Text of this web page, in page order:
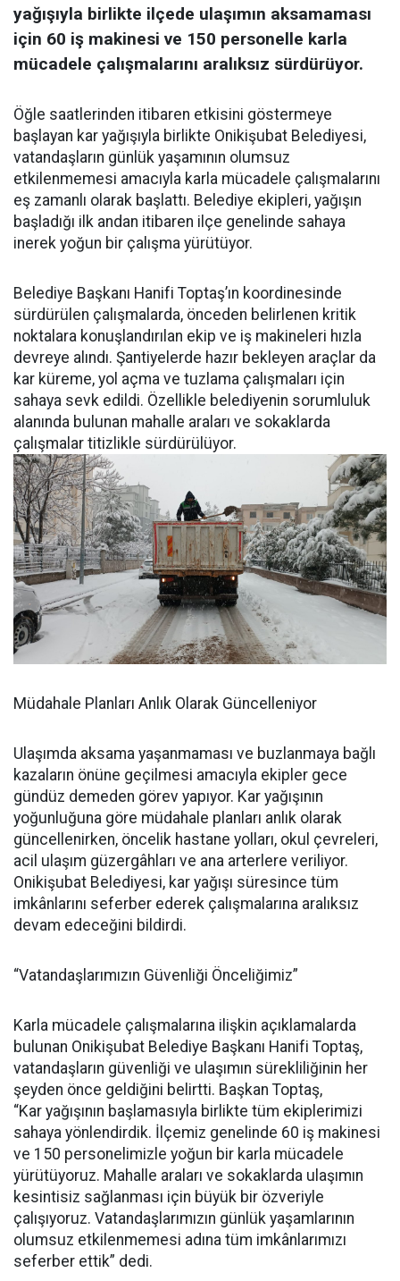
yağışıyla birlikte ilçede ulaşımın aksamaması
için 60 iş makinesi ve 150 personelle karla
mücadele çalışmalarını aralıksız sürdürüyor.
Öğle saatlerinden itibaren etkisini göstermeye
başlayan kar yağışıyla birlikte Onikişubat Belediyesi,
vatandaşların günlük yaşamının olumsuz
etkilenmemesi amacıyla karla mücadele çalışmalarını
eş zamanlı olarak başlattı. Belediye ekipleri, yağışın
başladığı ilk andan itibaren ilçe genelinde sahaya
inerek yoğun bir çalışma yürütüyor.
Belediye Başkanı Hanifi Toptaş’ın koordinesinde
sürdürülen çalışmalarda, önceden belirlenen kritik
noktalara konuşlandırılan ekip ve iş makineleri hızla
devreye alındı. Şantiyelerde hazır bekleyen araçlar da
kar küreme, yol açma ve tuzlama çalışmaları için
sahaya sevk edildi. Özellikle belediyenin sorumluluk
alanında bulunan mahalle araları ve sokaklarda
çalışmalar titizlikle sürdürülüyor.
Müdahale Planları Anlık Olarak Güncelleniyor
Ulaşımda aksama yaşanmaması ve buzlanmaya bağlı
kazaların önüne geçilmesi amacıyla ekipler gece
gündüz demeden görev yapıyor. Kar yağışının
yoğunluğuna göre müdahale planları anlık olarak
güncellenirken, öncelik hastane yolları, okul çevreleri,
acil ulaşım güzergâhları ve ana arterlere veriliyor.
Onikişubat Belediyesi, kar yağışı süresince tüm
imkânlarını seferber ederek çalışmalarına aralıksız
devam edeceğini bildirdi.
“Vatandaşlarımızın Güvenliği Önceliğimiz”
Karla mücadele çalışmalarına ilişkin açıklamalarda
bulunan Onikişubat Belediye Başkanı Hanifi Toptaş,
vatandaşların güvenliği ve ulaşımın sürekliliğinin her
şeyden önce geldiğini belirtti. Başkan Toptaş,
“Kar yağışının başlamasıyla birlikte tüm ekiplerimizi
sahaya yönlendirdik. İlçemiz genelinde 60 iş makinesi
ve 150 personelimizle yoğun bir karla mücadele
yürütüyoruz. Mahalle araları ve sokaklarda ulaşımın
kesintisiz sağlanması için büyük bir özveriyle
çalışıyoruz. Vatandaşlarımızın günlük yaşamlarının
olumsuz etkilenmemesi adına tüm imkânlarımızı
seferber ettik” dedi.